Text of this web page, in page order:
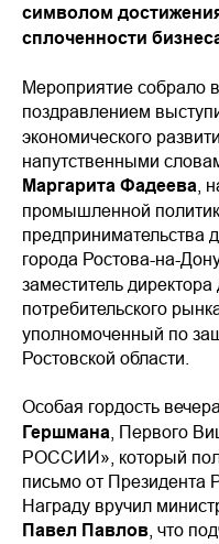
символом
сплоченности
Мероприятие собрало
поздравлением
экономического
напутственными
Маргарита Фадеева ,
промышленной
предпринимательства
города Ростова-на-
заместитель
потребительского
уполномоченный по
Ростовской области.
Особая гордость
Гершмана , Первого
РОССИИ», который
письмо от Президента
Награду вручил
Павел Павлов , что